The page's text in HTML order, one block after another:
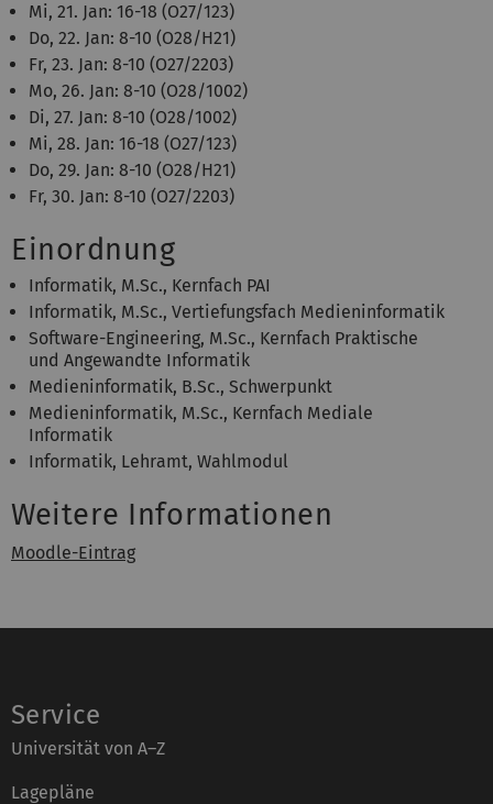
Mi, 21. Jan: 16-18 (O27/123)
Do, 22. Jan: 8-10 (O28/H21)
Fr, 23. Jan: 8-10 (O27/2203)
Mo, 26. Jan: 8-10 (O28/1002)
Di, 27. Jan: 8-10 (O28/1002)
Mi, 28. Jan: 16-18 (O27/123)
Do, 29. Jan: 8-10 (O28/H21)
Fr, 30. Jan: 8-10 (O27/2203)
Einordnung
Informatik, M.Sc., Kernfach PAI
Informatik, M.Sc., Vertiefungsfach Medieninformatik
Software-Engineering, M.Sc., Kernfach Praktische
und Angewandte Informatik
Medieninformatik, B.Sc., Schwerpunkt
Medieninformatik, M.Sc., Kernfach Mediale
Informatik
Informatik, Lehramt, Wahlmodul
Weitere Informationen
Moodle-Eintrag
Service
Universität von A–Z
Lagepläne